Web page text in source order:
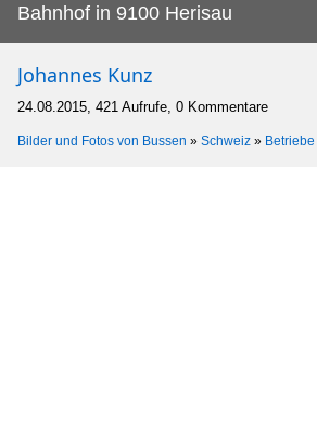
Bahnhof in 9100 Herisau
Johannes Kunz
24.08.2015, 421 Aufrufe, 0 Kommentare
Bilder und Fotos von Bussen » Schweiz » Betriebe